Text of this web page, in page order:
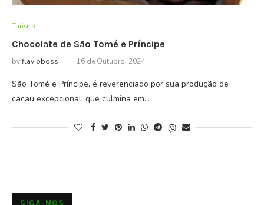
Turismo
Chocolate de São Tomé e Príncipe
byflavioboss 16 de Outubro, 2024
São Tomé e Príncipe, é reverenciado por sua produção de
cacau excepcional, que culmina em…
SIGA-NOS